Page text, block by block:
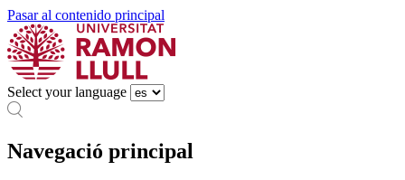
Pasar al contenido principal
Select your language
Navegació principal